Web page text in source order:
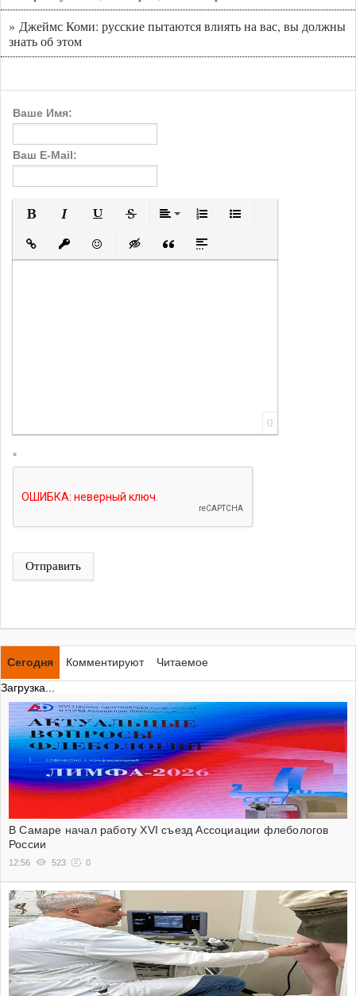
» Джеймс Коми: русские пытаются влиять на вас, вы должны
знать об этом
Ваше Имя:
Ваш E-Mail:
Подчеркнутый
Вставить ссылку
Вставить защищенную ссылку
Вставить смайлик
Вставка скрытого текста
Вставка цитаты
Вставка спойлера
0
*
Отправить
Сегодня Комментируют
Читаемое
Загрузка...
В Самаре начал работу XVI съезд Ассоциации флебологов
России
12:56 523 0